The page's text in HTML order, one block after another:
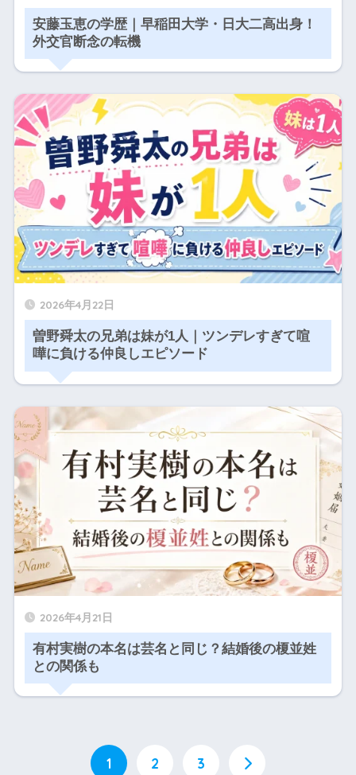
安藤玉恵の学歴｜早稲田大学・日大二高出身！
外交官断念の転機
2026年4月22日
曽野舜太の兄弟は妹が1人｜ツンデレすぎて喧
嘩に負ける仲良しエピソード
2026年4月21日
有村実樹の本名は芸名と同じ？結婚後の榎並姓
との関係も
1 2 3